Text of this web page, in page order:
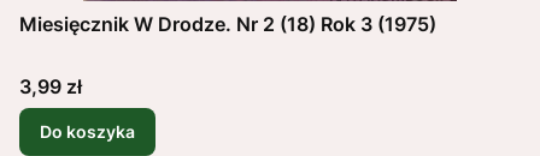
Miesięcznik W Drodze. Nr 2 (18) Rok 3 (1975)
Cena
3,99 zł
Do koszyka